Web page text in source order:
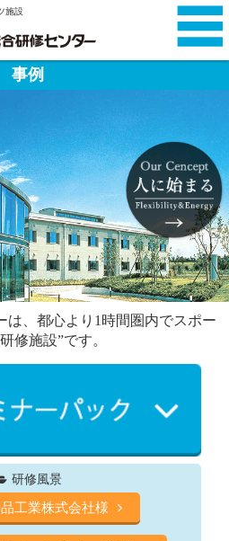
施設
事例
、 都心より1時間圏内でスポー
修施設”です。
研修風景
工業株式会社様